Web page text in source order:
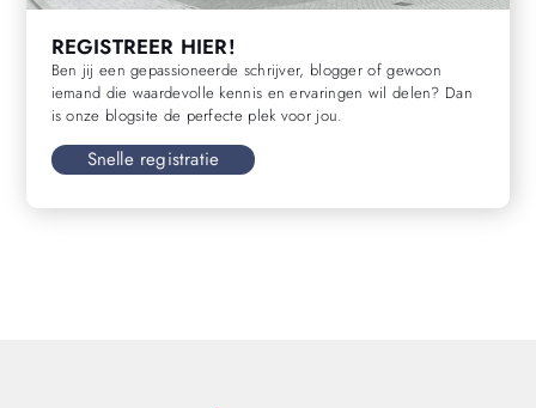
REGISTREER HIER!
Ben jij een gepassioneerde schrijver, blogger of gewoon
iemand die waardevolle kennis en ervaringen wil delen? Dan
is onze blogsite de perfecte plek voor jou.
Snelle registratie